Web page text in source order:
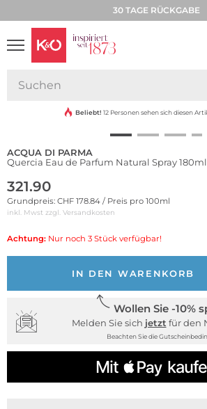
30 TAGE RÜCKGABE
VIBES
Beliebt! 12 Personen sehen sich diesen
ACQUA DI PARMA
Quercia Eau de Parfum Natural Spray 180ml
321.90
Grundpreis: CHF 178.84 / Preis pro 100ml
inkl. Mwst zzgl. Versandkosten
Achtung: Nur noch 3 Stück verfügbar!
IN DEN WARENKORB
Wollen Sie -10%
Melden Sie sich jetzt für den
Beachten Sie die